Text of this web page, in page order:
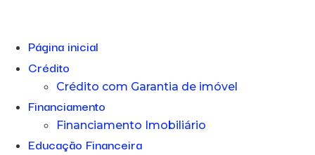
Página inicial
Crédito
Crédito com Garantia de imóvel
Financiamento
Financiamento Imobiliário
Educação Financeira